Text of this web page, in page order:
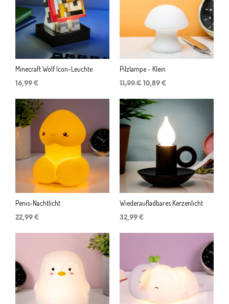
Minecraft Wolf Icon-Leuchte
16,99 €
Pilzlampe - Klein
11,99€ Ursprünglicher
war:
11,99 €
10,89 €
ist:
Penis-Nachtlicht
22,99 €
Wiederaufladbares Kerzenlicht
32,99 €